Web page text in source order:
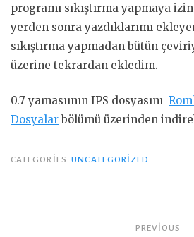
programı sıkıştırma yapmaya
yerden sonra yazdıklarımı
sıkıştırma yapmadan bütün
üzerine tekrardan ekledim.
0.7 yamasıının IPS dosyasını
Dosyalarbölümü üzerinden
CATEGORIES UNCATEGORIZED
PREVIOUS